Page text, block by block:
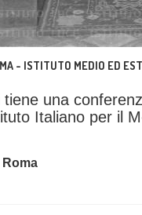
- ISTITUTO MEDIO ED
tiene una
Italiano per il
Roma